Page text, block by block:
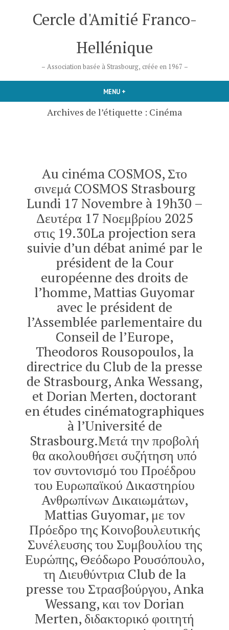
Cercle d'Amitié Franco-
Hellénique
– Association basée à Strasbourg, créée en 1967 –
MENU +
Archives de l’étiquette : Cinéma
Au cinéma COSMOS, Στο
σινεμά COSMOS Strasbourg
Lundi 17 Novembre à 19h30 –
Δευτέρα 17 Νοεμβρίου 2025
στις 19.30La projection sera
suivie d’un débat animé par le
président de la Cour
européenne des droits de
l’homme, Mattias Guyomar
avec le président de
l’Assemblée parlementaire du
Conseil de l’Europe,
Theodoros Rousopoulos, la
directrice du Club de la presse
de Strasbourg, Anka Wessang,
et Dorian Merten, doctorant
en études cinématographiques
à l’Université de
Strasbourg.Μετά την προβολή
θα ακολουθήσει συζήτηση υπό
τον συντονισμό του Προέδρου
του Ευρωπαϊκού Δικαστηρίου
Ανθρωπίνων Δικαιωμάτων,
Mattias Guyomar, με τον
Πρόεδρο της Κοινοβουλευτικής
Συνέλευσης του Συμβουλίου της
Ευρώπης, Θεόδωρο Ρουσόπουλο,
τη Διευθύντρια Club de la
presse του Στρασβούργου, Anka
Wessang, και τον Dorian
Merten, διδακτορικό φοιτητή